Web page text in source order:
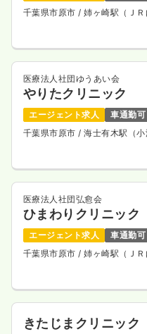
千葉県市原市/ 姉ヶ崎駅（Ｊ
医療法人社団ゆうあい会
やりたクリニック
エージェント求人 車通勤可
千葉県市原市/ 海士有木駅（
医療法人社団弘愈会
ひまわりクリニック
エージェント求人
車通勤可
千葉県市原市/ 姉ヶ崎駅（Ｊ
きたじまクリニック